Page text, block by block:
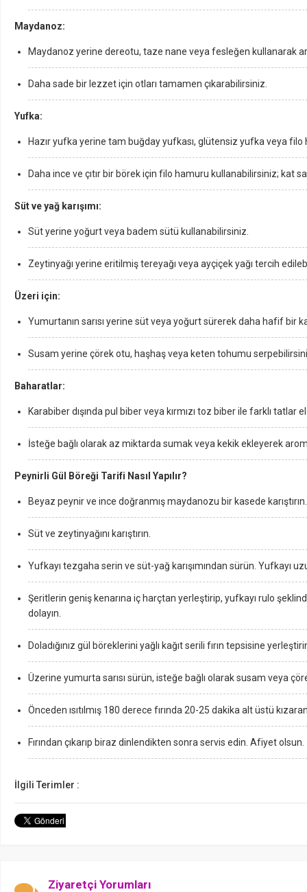
Maydanoz:
Maydanoz yerine dereotu, taze nane veya fesleğen kullanarak
Daha sade bir lezzet için otları tamamen çıkarabilirsiniz.
Yufka:
Hazır yufka yerine tam buğday yufkası, glütensiz yufka veya
Daha ince ve çıtır bir börek için filo hamuru kullanabilirsiniz; kat
Süt ve yağ karışımı:
Süt yerine yoğurt veya badem sütü kullanabilirsiniz.
Zeytinyağı yerine eritilmiş tereyağı veya ayçiçek yağı tercih
Üzeri için:
Yumurtanın sarısı yerine süt veya yoğurt sürerek daha hafif bir
Susam yerine çörek otu, haşhaş veya keten tohumu
Baharatlar:
Karabiber dışında pul biber veya kırmızı toz biber ile farklı tatlar
İsteğe bağlı olarak az miktarda sumak veya kekik ekleyerek
Peynirli Gül Böreği Tarifi Nasıl Yapılır?
Beyaz peynir ve ince doğranmış maydanozu bir kasede
Süt ve zeytinyağını karıştırın.
Yufkayı tezgaha serin ve süt-yağ karışımından sürün. Yufkayı
Şeritlerin geniş kenarına iç harçtan yerleştirip, yufkayı rulo
dolayın.
Doladığınız gül böreklerini yağlı kağıt serili fırın tepsisine
Üzerine yumurta sarısı sürün, isteğe bağlı olarak susam veya
Önceden ısıtılmış 180 derece fırında 20-25 dakika alt üstü
Fırından çıkarıp biraz dinlendikten sonra servis edin. Afiyet olsun.
İlgili Terimler :
Ziyaretçi Yorumları